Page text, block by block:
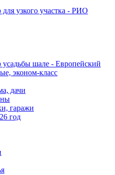
для узкого участка - РИО
усадьбы шале - Европейский
эконом-класс
дачи
гаражи
год